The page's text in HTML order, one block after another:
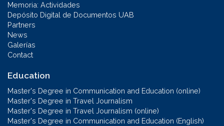
Memoria: Actividades
Depósito Digital de Documentos UAB
Partners
News
Galerías
Contact
Education
Master's Degree in Communication and Education (online)
Master's Degree in Travel Journalism
Master's Degree in Travel Journalism (online)
Master's Degree in Communication and Education (English)